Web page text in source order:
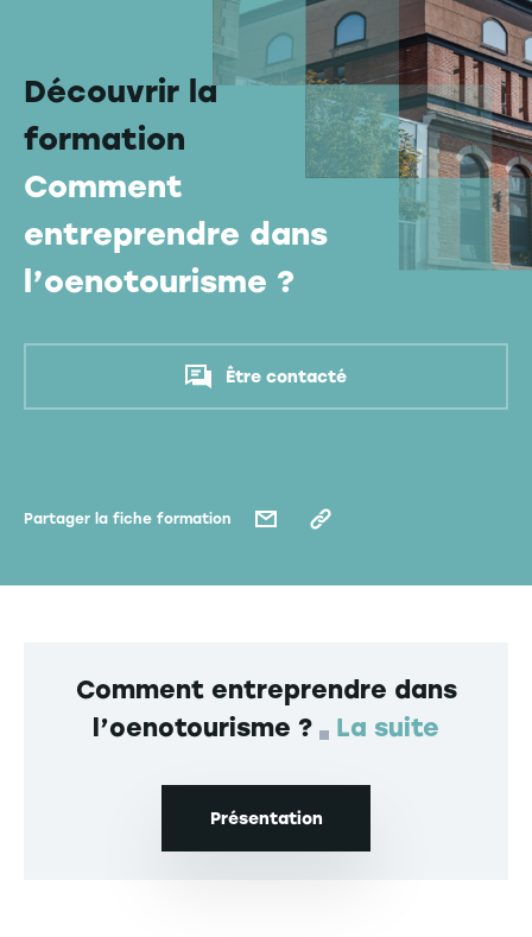
Découvrir la
formation
Comment
entreprendre dans
l’oenotourisme ?
Être contacté
Partager la fiche formation
Comment entreprendre dans
l’oenotourisme ?
La suite
Présentation